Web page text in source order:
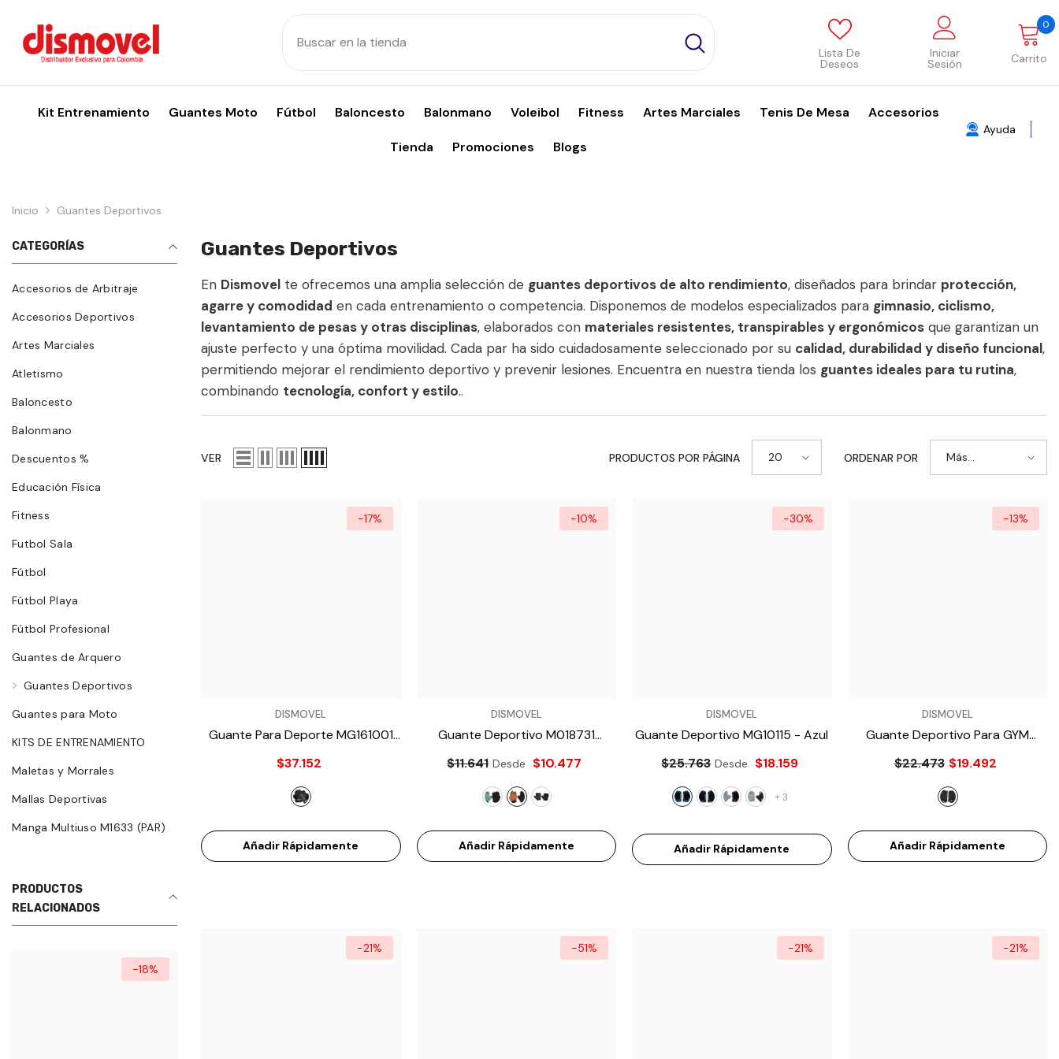
Lista De
Deseos
Iniciar
Sesión Carrito
0 0
Kit Entrenamiento Guantes Moto Fútbol Baloncesto Balonmano Voleibol Fitness Artes Marciales Tenis De Mesa Accesorios
Tienda Promociones Blogs
Ayuda
Inicio Guantes Deportivos
CATEGORÍAS
Accesorios de Arbitraje
Accesorios Deportivos
Artes Marciales
Atletismo
Baloncesto
Balonmano
Descuentos %
Educación Física
Fitness
Futbol Sala
Fútbol
Fútbol Playa
Fútbol Profesional
Guantes de Arquero
Guantes Deportivos
Guantes para Moto
KITS DE ENTRENAMIENTO
Maletas y Morrales
Mallas Deportivas
Manga Multiuso M1633 (PAR)
PRODUCTOS
RELACIONADOS
-18%
Guantes Deportivos
En Dismovel te ofrecemos una amplia selección de guantes deportivos de alto rendimiento, diseñados para brindar protección,
agarre y comodidad en cada entrenamiento o competencia. Disponemos de modelos especializados para gimnasio, ciclismo,
levantamiento de pesas y otras disciplinas, elaborados con materiales resistentes, transpirables y ergonómicos que garantizan un
ajuste perfecto y una óptima movilidad. Cada par ha sido cuidadosamente seleccionado por su calidad, durabilidad y diseño funcional,
permitiendo mejorar el rendimiento deportivo y prevenir lesiones. Encuentra en nuestra tienda los guantes ideales para tu rutina,
combinando tecnología, confort y estilo..
VER PRODUCTOS POR PÁGINA 20 ORDENAR POR
Más
vendidos
-17%
DISMOVEL
Guante Para Deporte MG161001
$37.152
Añadir Rápidamente
-10%
DISMOVEL
Guante Deportivo M018731
- Naranja
$11.641 Desde $10.477
Añadir Rápidamente
-30%
DISMOVEL
Guante Deportivo MG10115 - Azul
$25.763 Desde $18.159
+ 3
Añadir Rápidamente
-13%
DISMOVEL
Guante Deportivo Para GYM
Miyagi MG061160C
$22.473 $19.492
Añadir Rápidamente
-21% -51% -21% -21%